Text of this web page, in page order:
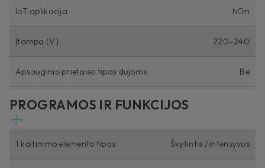
IoT aplikacija hOn
Įtampa (V) 220–240
Apsauginio prietaiso tipas dujoms Be
PROGRAMOS IR FUNKCIJOS
1 kaitinimo elemento tipas Švytintis / intensyvus